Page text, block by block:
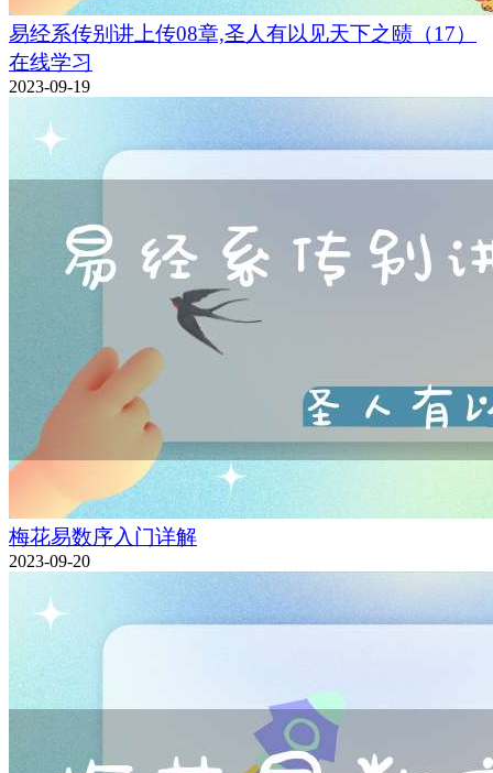
易经系传别讲上传08章,圣人有以见天下之赜（17）
在线学习
2023-09-19
梅花易数序入门详解
2023-09-20